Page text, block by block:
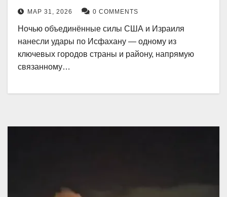
МАР 31, 2026 0 COMMENTS
Ночью объединённые силы США и Израиля
нанесли удары по Исфахану — одному из
ключевых городов страны и району, напрямую
связанному…